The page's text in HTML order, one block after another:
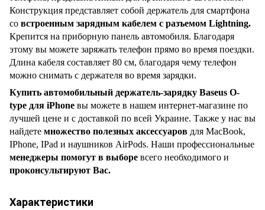
Конструкция представляет собой держатель для смартфона
со встроенным зарядным кабелем с разъемом Lightning.
Крепится на приборную панель автомобиля. Благодаря
этому вы можете заряжать телефон прямо во время поездки.
Длина кабеля составляет 80 см, благодаря чему телефон
можно снимать с держателя во время зарядки.
Купить автомобильный держатель-зарядку Baseus O-
type для iPhone вы можете в нашем интернет-магазине по
лучшей цене и с доставкой по всей Украине. Также у нас вы
найдете множество полезных аксессуаров для MacBook,
IPhone, IPad и наушников AirPods. Наши профессиональные
менеджеры помогут в выборе всего необходимого и
проконсультируют Вас.
Характеристики